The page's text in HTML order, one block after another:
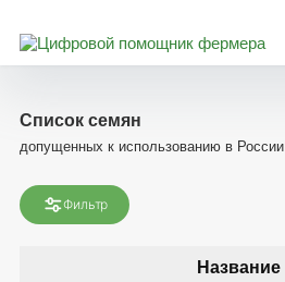
Список семян
допущенных к использованию в России
Фильтр